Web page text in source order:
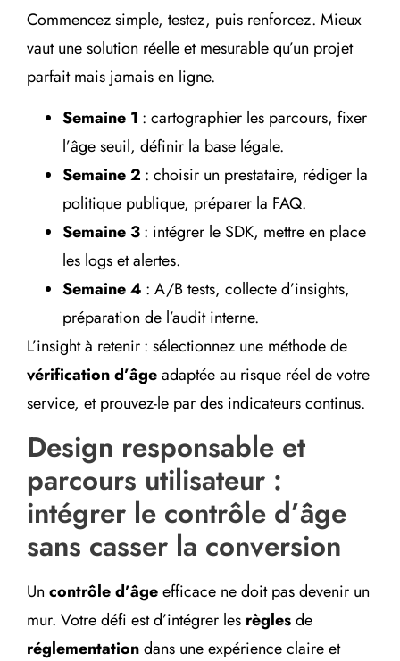
Commencez simple, testez, puis renforcez. Mieux
vaut une solution réelle et mesurable qu’un projet
parfait mais jamais en ligne.
Semaine 1 : cartographier les parcours, fixer
l’âge seuil, définir la base légale.
Semaine 2 : choisir un prestataire, rédiger la
politique publique, préparer la FAQ.
Semaine 3: intégrer le SDK, mettre en place
les logs et alertes.
Semaine 4 : A/B tests, collecte d’insights,
préparation de l’audit interne.
L’insight à retenir : sélectionnez une méthode de
vérification d’âgeadaptée au risque réel de votre
service, et prouvez-le par des indicateurs continus.
Design responsable et
parcours utilisateur :
intégrer le contrôle d’âge
sans casser la conversion
Un contrôle d’âgeefficace ne doit pas devenir un
mur. Votre défi est d’intégrer les règlesde
réglementationdans une expérience claire et